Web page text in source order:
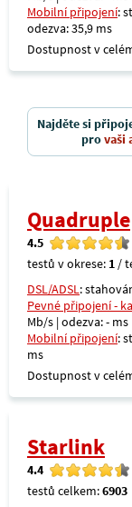
Mobilní připojení:
odezva: 35,9 ms
Dostupnost v
Najděte si
provaši
Quadruple
4.5
testů v okrese: 1 /
DSL/ADSL:
Pevné připojení -
Mb/s | odezva: - ms
Mobilní připojení:
ms
Dostupnost v
Starlink
4.4
testů celkem:6903